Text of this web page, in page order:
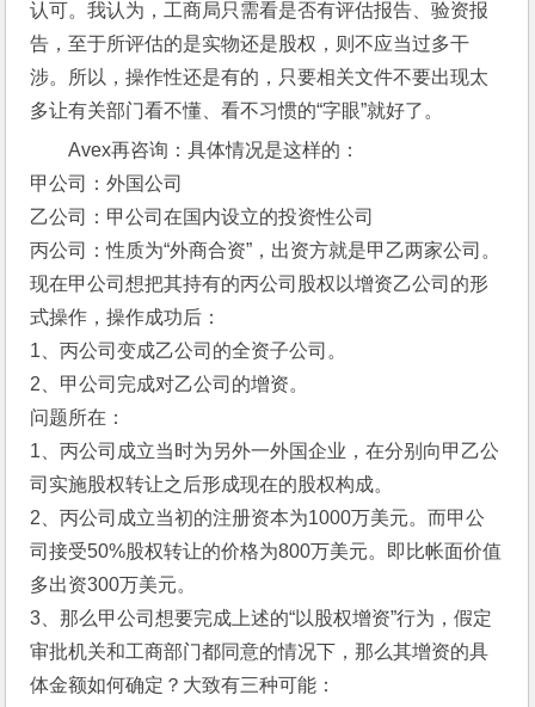
认可。我认为，工商局只需看是否有评估报告、验资报
告，至于所评估的是实物还是股权，则不应当过多干
涉。所以，操作性还是有的，只要相关文件不要出现太
多让有关部门看不懂、看不习惯的“字眼”就好了。
Avex再咨询：具体情况是这样的：
甲公司：外国公司
乙公司：甲公司在国内设立的投资性公司
丙公司：性质为“外商合资”，出资方就是甲乙两家公司。
现在甲公司想把其持有的丙公司股权以增资乙公司的形
式操作，操作成功后：
1、丙公司变成乙公司的全资子公司。
2、甲公司完成对乙公司的增资。
问题所在：
1、丙公司成立当时为另外一外国企业，在分别向甲乙公
司实施股权转让之后形成现在的股权构成。
2、丙公司成立当初的注册资本为1000万美元。而甲公
司接受50%股权转让的价格为800万美元。即比帐面价值
多出资300万美元。
3、那么甲公司想要完成上述的“以股权增资”行为，假定
审批机关和工商部门都同意的情况下，那么其增资的具
体金额如何确定？大致有三种可能：